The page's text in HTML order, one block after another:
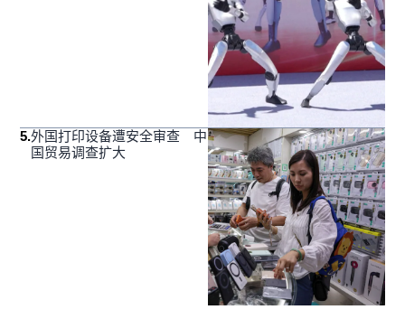
5.外国打印设备遭安全审查 中
国贸易调查扩大